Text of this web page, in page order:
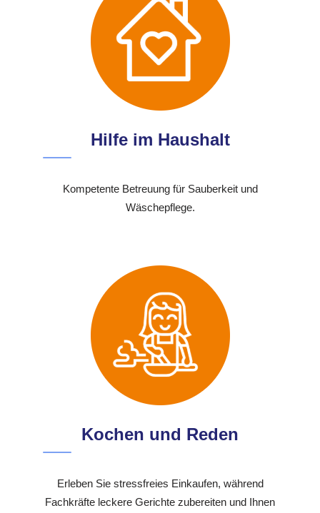
Hilfe im Haushalt
Kompetente Betreuung für Sauberkeit und
Wäschepflege.
Kochen und Reden
Erleben Sie stressfreies Einkaufen, während
Fachkräfte leckere Gerichte zubereiten und Ihnen